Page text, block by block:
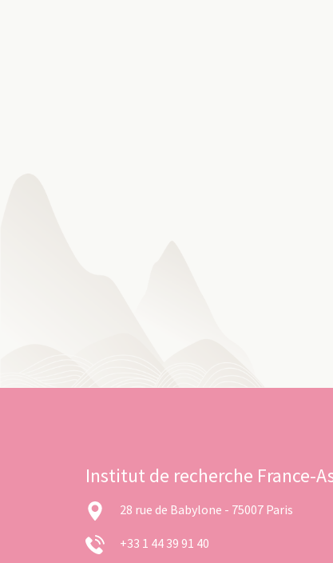
Institut de recherche France-
28 rue de Babylone - 75007 Paris
+33 1 44 39 91 40